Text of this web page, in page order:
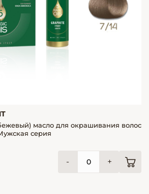
масло для окрашивания волос
серия
- +